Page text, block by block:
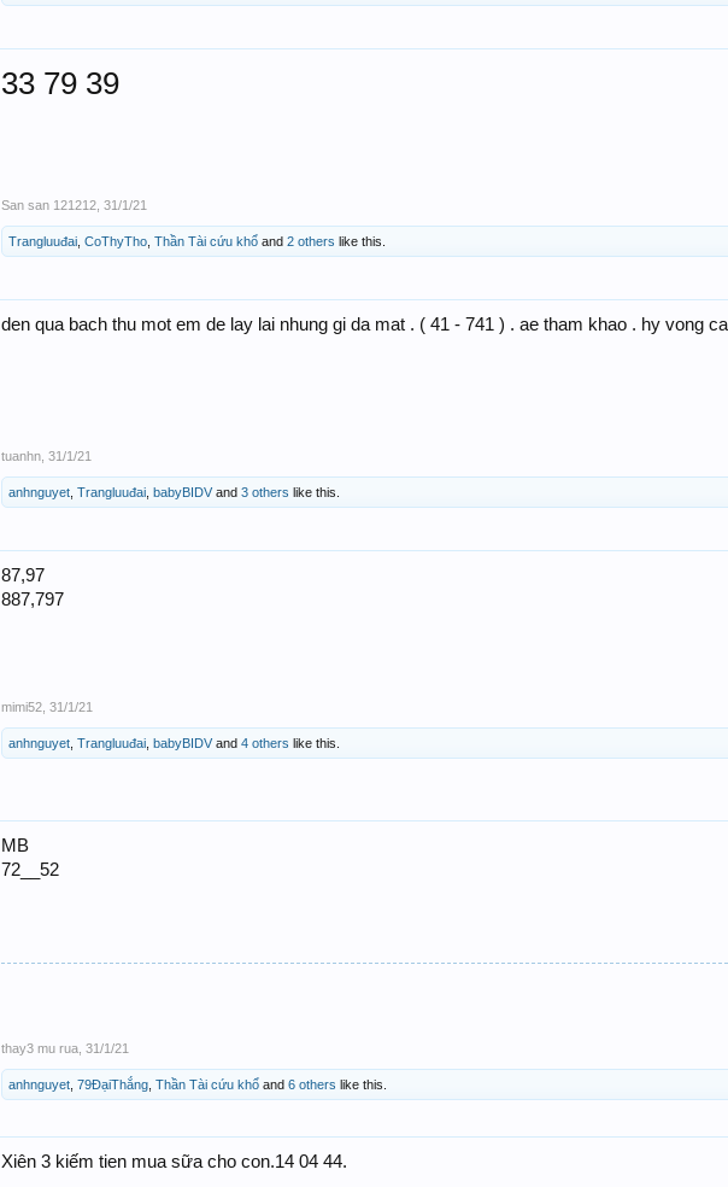
33 79 39
San san 121212 31/1/21
Trangluuđai CoThyTho Thần Tài cứu khổ and 2 others like this.
den qua bach thu mot em de lay lai nhung gi da mat . ( 41 - 741 ) . ae tham khao . hy vong
tuanhn 31/1/21
anhnguyet Trangluuđai babyBIDV and 3 others like this.
87,97
887,797
mimi52 31/1/21
anhnguyet Trangluuđai babyBIDV and 4 others like this.
MB
72__52
thay3 mu rua 31/1/21
anhnguyet 79ĐạiThắng Thần Tài cứu khổ and 6 others like this.
Xiên 3 kiếm tien mua sữa cho con.14 04 44.